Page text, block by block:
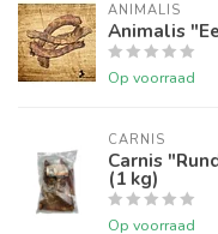
ANIMALIS
Animalis
Op voorraad
CARNIS
Carnis
(1 kg)
Op voorraad